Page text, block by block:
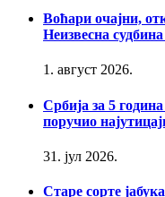
Воћари очајни,
Неизвесна
1. август 2026.
Србија за 5
поручио
31. јул 2026.
Старе сорте